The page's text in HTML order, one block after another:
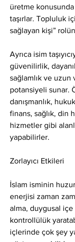
üretme
taşırlar. Topluluk
sağlayan kişi”
Ayrıca isim
güvenilirlik,
sağlamlık ve uzun
potansiyeli sunar.
danışmanlık,
finans, sağlık, din
hizmetler gibi
yapabilirler.
Zorlayıcı Etkileri
İslam isminin
enerjisi zaman
alma, duygusal içe
kontrollülük
içlerinde çok şey